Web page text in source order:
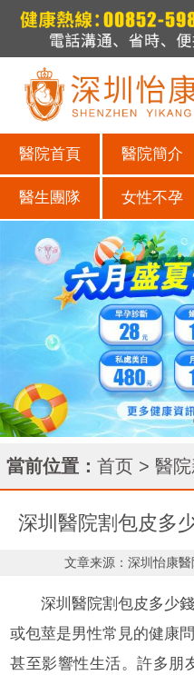
醫院首頁 醫院簡介
醫生團隊 女性不孕
當前位置： 首页 > 醫
深圳醫院割包皮多
文章来源：深圳怡康醫
深圳醫院割包皮多少
或包莖是男性常見的健康
甚至影響性生活。許多朋